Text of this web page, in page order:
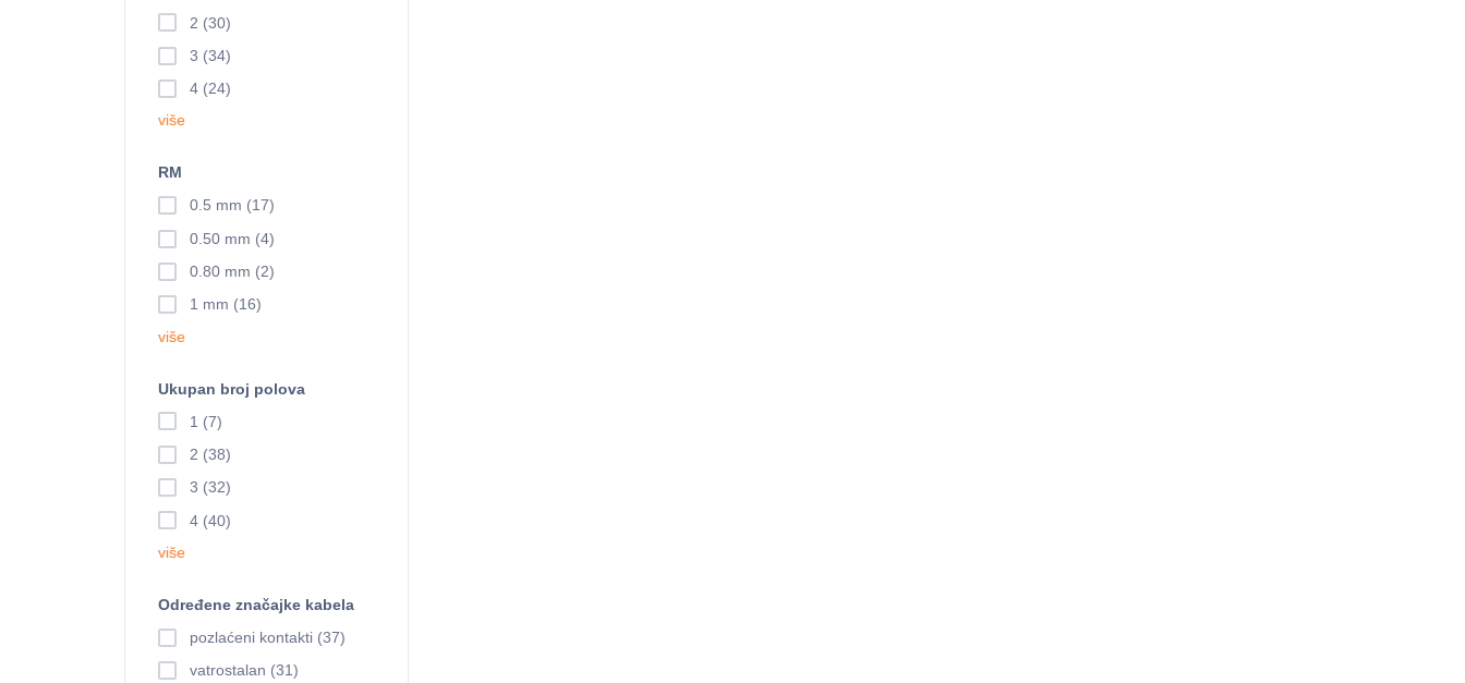
2 (30)
3 (34)
4 (24)
više
RM
0.5 mm (17)
0.50 mm (4)
0.80 mm (2)
1 mm (16)
više
Ukupan broj polova
1 (7)
2 (38)
3 (32)
4 (40)
više
Određene značajke kabela
pozlaćeni kontakti (37)
vatrostalan (31)